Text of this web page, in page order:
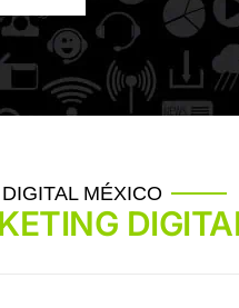
MÉXICO